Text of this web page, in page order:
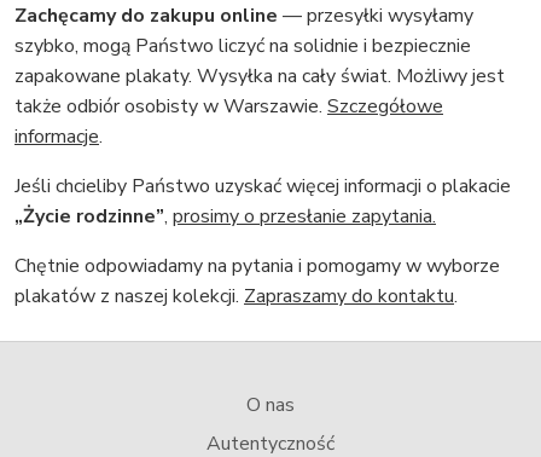
Zachęcamy do zakupu online — przesyłki wysyłamy
szybko, mogą Państwo liczyć na solidnie i bezpiecznie
zapakowane plakaty. Wysyłka na cały świat. Możliwy jest
także odbiór osobisty w Warszawie. Szczegółowe
informacje.
Jeśli chcieliby Państwo uzyskać więcej informacji o plakacie
„Życie rodzinne”, prosimy o przesłanie zapytania.
Chętnie odpowiadamy na pytania i pomogamy w wyborze
plakatów z naszej kolekcji. Zapraszamy do kontaktu.
O nas
Autentyczność